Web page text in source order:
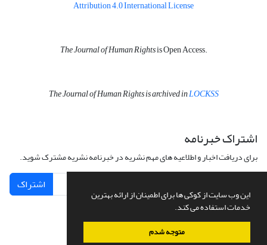
این وب سایت از کوکی ها برای اطمینان از ارائه بهترین
خدمات استفاده می کند.
متوجه شدم
Attribution 4.0 International License
The Journal of Human Rightsis Open Access.
The Journal of Human Rights is archived inLOCKSS
اشتراک خبرنامه
برای دریافت اخبار و اطلاعیه های مهم نشریه در خبرنامه نشریه مشترک شوید.
اشتراک